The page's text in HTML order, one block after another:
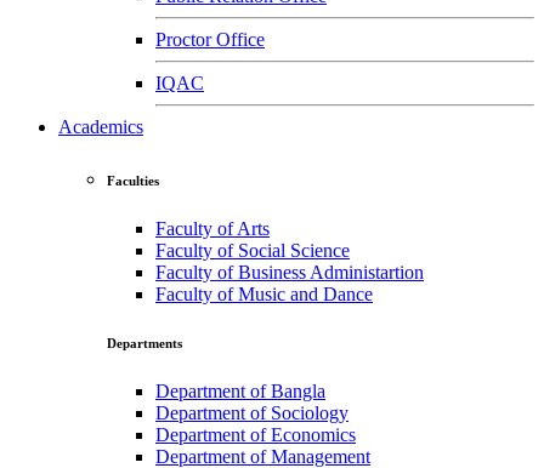
Proctor Office
IQAC
Academics
Faculties
Faculty of Arts
Faculty of Social Science
Faculty of Business Administartion
Faculty of Music and Dance
Departments
Department of Bangla
Department of Sociology
Department of Economics
Department of Management